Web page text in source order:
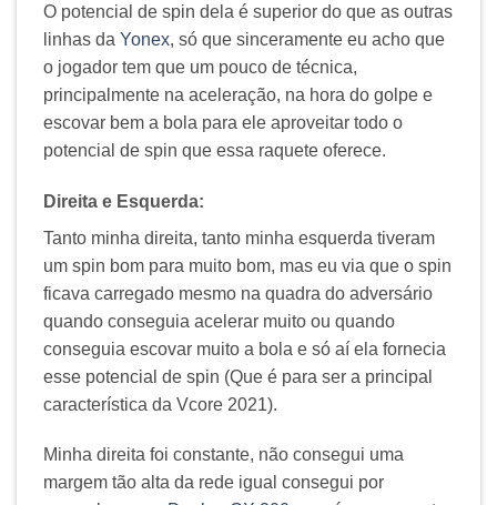
O potencial de spin dela é superior do que as outras
linhas da Yonex, só que sinceramente eu acho que
o jogador tem que um pouco de técnica,
principalmente na aceleração, na hora do golpe e
escovar bem a bola para ele aproveitar todo o
potencial de spin que essa raquete oferece.
Direita e Esquerda:
Tanto minha direita, tanto minha esquerda tiveram
um spin bom para muito bom, mas eu via que o spin
ficava carregado mesmo na quadra do adversário
quando conseguia acelerar muito ou quando
conseguia escovar muito a bola e só aí ela fornecia
esse potencial de spin (Que é para ser a principal
característica da Vcore 2021).
Minha direita foi constante, não consegui uma
margem tão alta da rede igual consegui por